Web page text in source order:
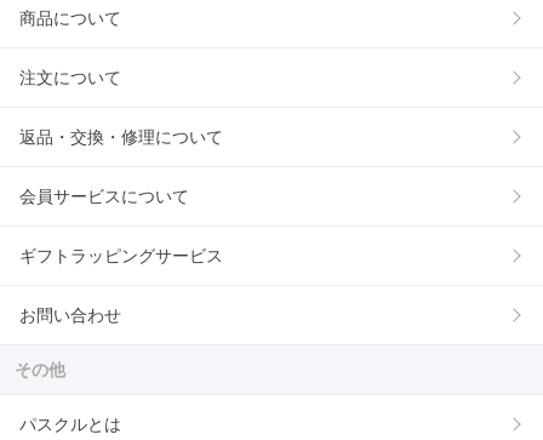
商品について
注文について
返品・交換・修理について
会員サービスについて
ギフトラッピングサービス
お問い合わせ
その他
パスクルとは